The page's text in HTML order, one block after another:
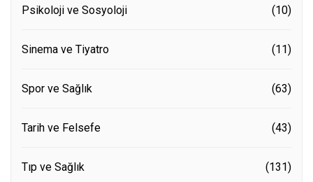
Psikoloji ve Sosyoloji (10)
Sinema ve Tiyatro (11)
Spor ve Sağlık (63)
Tarih ve Felsefe (43)
Tıp ve Sağlık (131)